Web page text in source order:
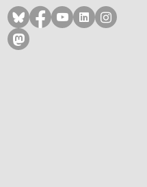
Volg ons op bluesky
Volg ons op
Volg ons op
Volg ons
Volg
Volg ons op mastodon